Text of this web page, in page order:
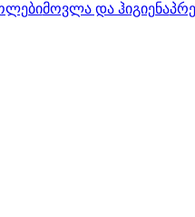
მოვლა და ჰიგიენა